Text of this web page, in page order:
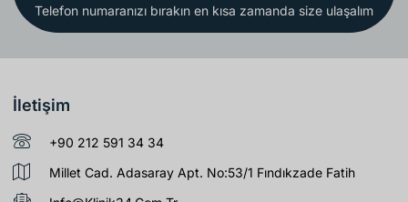
Telefon numaranızı bırakın en kısa zamanda size ulaşalım
İletişim
+90 212 591 34 34
Millet Cad. Adasaray Apt. No:53/1 Fındıkzade Fatih